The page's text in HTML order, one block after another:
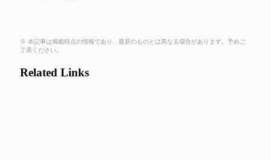
※ 本記事は掲載時点の情報であり、最新のものとは異なる場合があります。予めご
了承ください。
Related Links